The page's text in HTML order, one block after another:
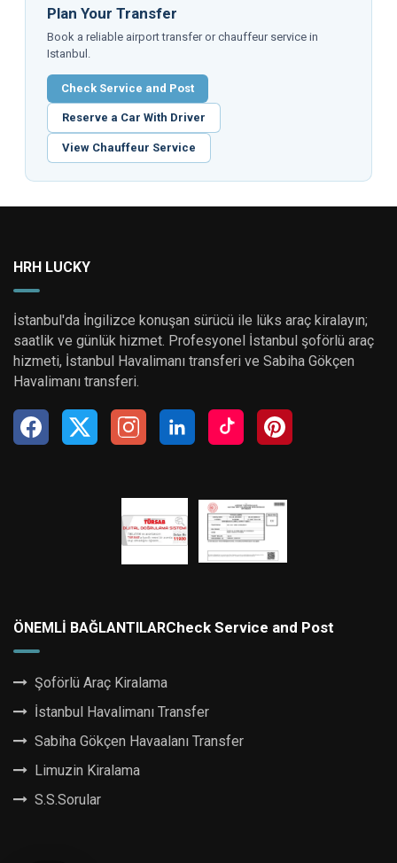
Plan Your Transfer
Book a reliable airport transfer or chauffeur service in
Istanbul.
Check Service and Post
Reserve a Car With Driver
View Chauffeur Service
HRH LUCKY
İstanbul'da İngilizce konuşan sürücü ile lüks araç kiralayın;
saatlik ve günlük hizmet. Profesyonel İstanbul şoförlü araç
hizmeti, İstanbul Havalimanı transferi ve Sabiha Gökçen
Havalimanı transferi.
ÖNEMLI BAĞLANTILARCheck Service and Post
Şoförlü Araç Kiralama
İstanbul Havalimanı Transfer
Sabiha Gökçen Havaalanı Transfer
Limuzin Kiralama
S.S.Sorular